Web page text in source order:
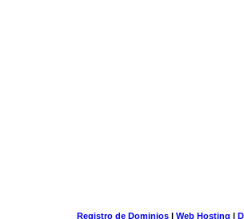
Registro de Dominios| Web Hosting |